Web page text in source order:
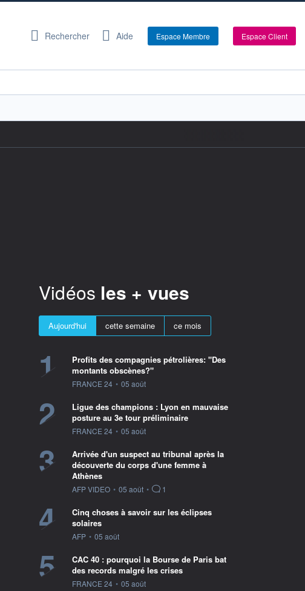
Rechercher Aide Espace Membre Espace Client
Vidéos les + vues
Aujourd'hui cette semaine ce mois
1
Profits des compagnies pétrolières: "Des
montants obscènes?"
information fournie par
FRANCE 24 • 05 août
2
Ligue des champions : Lyon en mauvaise
posture au 3e tour préliminaire
information fournie par
FRANCE 24 • 05 août
3
Arrivée d'un suspect au tribunal après la
découverte du corps d'une femme à
Athènes
information fournie par
AFP VIDEO • 05 août • 1
4
Cinq choses à savoir sur les éclipses
solaires
information fournie par
AFP • 05 août
5
CAC 40 : pourquoi la Bourse de Paris bat
des records malgré les crises
information fournie par
FRANCE 24 • 05 août